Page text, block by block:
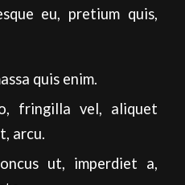
eu, pretium quis,
quis enim.
fringilla vel, aliquet
arcu.
ut, imperdiet a,